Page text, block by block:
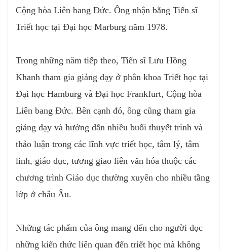
Cộng hòa Liên bang Ðức. Ông nhận bằng Tiến sĩ
Triết học tại Đại học Marburg năm 1978.
Trong những năm tiếp theo, Tiến sĩ Lưu Hồng
Khanh tham gia giảng dạy ở phân khoa Triết học tại
Đại học Hamburg và Đại học Frankfurt, Cộng hòa
Liên bang Đức. Bên cạnh đó, ông cũng tham gia
giảng dạy và hướng dẫn nhiều buổi thuyết trình và
thảo luận trong các lĩnh vực triết học, tâm lý, tâm
linh, giáo dục, tương giao liên văn hóa thuộc các
chương trình Giáo dục thường xuyên cho nhiều tầng
lớp ở châu Âu.
Những tác phẩm của ông mang đến cho người đọc
những kiến thức liên quan đến triết học mà không